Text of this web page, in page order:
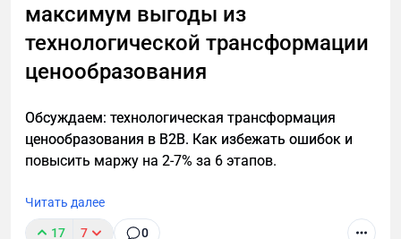
грустно. Но!
максимум выгоды из
технологической трансформации
ценообразования
Обсуждаем: технологическая трансформация
ценообразования в B2B. Как избежать ошибок и
повысить маржу на 2-7% за 6 этапов.
Читать далее
17 7 0